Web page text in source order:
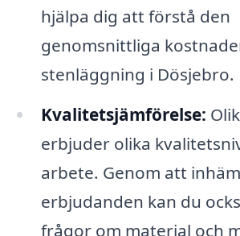
hjälpa dig att förstå den
genomsnittliga
stenläggning i Dösjebro.
Kvalitetsjämförelse:
erbjuder olika
arbete. Genom att
erbjudanden kan du
frågor om material och